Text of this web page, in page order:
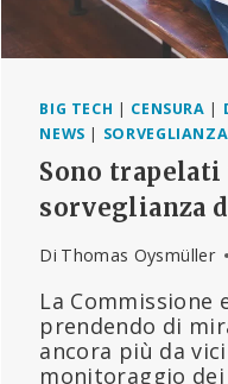
BIG TECH | CENSURA |
NEWS |
Sono
sorveglianza
Di Thomas Oysmüller
La Commissione
prendendo di
ancora più da
monitoraggio